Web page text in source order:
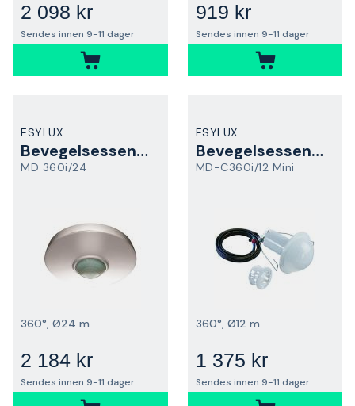
2 098 kr
Sendes innen 9-11 dager
919 kr
Sendes innen 9-11 dager
ESYLUX
Bevegelsessensor
MD 360i/24
360°, Ø24 m
2 184 kr
Sendes innen 9-11 dager
ESYLUX
Bevegelsessensor
MD-C360i/12 Mini
360°, Ø12 m
1 375 kr
Sendes innen 9-11 dager